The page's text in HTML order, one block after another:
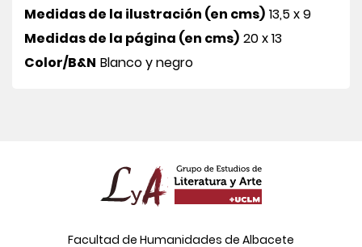
Medidas de la ilustración (en cms) 13,5 x 9
Medidas de la página (en cms) 20 x 13
Color/B&N Blanco y negro
Facultad de Humanidades de Albacete